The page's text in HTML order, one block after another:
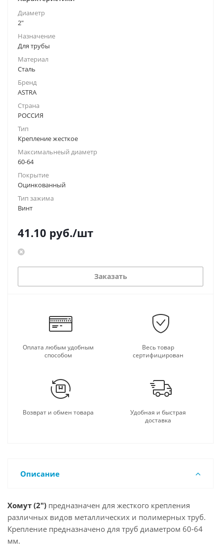
Диаметр
2"
Назначение
Для трубы
Материал
Сталь
Бренд
ASTRA
Страна
РОССИЯ
Тип
Крепление жесткое
Максимальнеый диаметр
60-64
Покрытие
Оцинкованный
Тип зажима
Винт
41.10 руб./шт
Заказать
Оплата любым удобным
способом
Весь товар
сертифицирован
Возврат и обмен товара
Удобная и быстрая
доставка
Описание
Хомут (2") предназначен для жесткого крепления
различных видов металлических и полимерных труб.
Крепление предназначено для труб диаметром 60-64
мм.